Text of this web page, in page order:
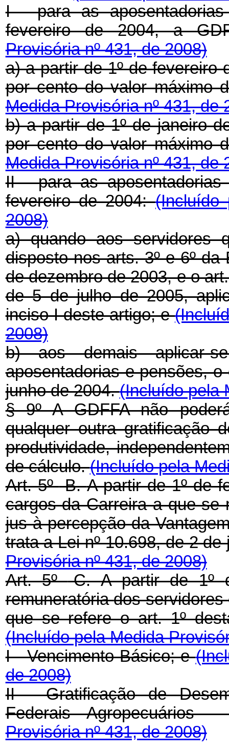
I - para as
fevereiro de 2004, a
Provisória nº 431, de 2008)
a) a partir de 1º de fevereiro
por cento do valor máximo
Medida Provisória nº 431, de
b) a partir de 1º de janeiro
por cento do valor máximo
Medida Provisória nº 431, de
II - para as
fevereiro de 2004:(Incluído
2008)
a) quando aos servidores
disposto nos arts. 3º e 6º
de dezembro de 2003, e o
de 5 de julho de 2005,
inciso I deste artigo; e
2008)
b) aos demais aplicar-
aposentadorias e pensões,
junho de 2004.(Incluído pela
§ 9º A GDFFA não
qualquer outra gratificação
produtividade,
de cálculo.(Incluído pela
Art. 5º-B.A partir de 1ºde
cargos da Carreira a que se
jus à percepção da
trata a Lei nº10.698, de 2
Provisória nº 431, de 2008)
Art. 5º-C.A partir de 1º
remuneratóriados
que se refere o art. 1º
(Incluído pela Medida
I - Vencimento Básico; e
de 2008)
II - Gratificação de
Federais Agropecuários
Provisória nº 431, de 2008)